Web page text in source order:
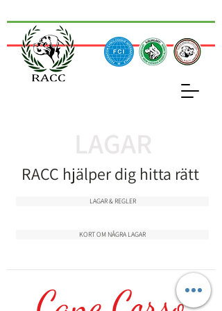
LAGAR
RACC hjälper dig hitta rätt
LAGAR & REGLER
KORT OM NÅGRA LAGAR